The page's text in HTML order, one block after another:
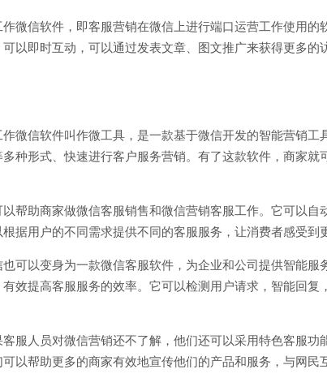
微信软件，即客服营销在微信上进行端口运营工作使用
以即时互动，可以通过发表文章、图文推广来获得更多
微信软件叫作微工具，是一款基于微信开发的智能营销工
种形式、快速进行客户服务营销。有了这款软件，商家就
帮助商家做微信客服销售和微信营销客服工作。它可以自
据用户的不同需求提供不同的客服服务，让消费者感受到
也可以变身为一款微信客服软件，为企业和公司提供智能
效提高客服服务的效率。它可以检测用户请求，智能回
客服人员对微信营销还不了解，他们还可以采用特色客服
以帮助更多的商家有效地宣传他们的产品和服务，与网民